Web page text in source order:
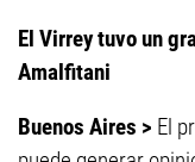
El Virrey tuvo un
Amalfitani
Buenos Aires > El